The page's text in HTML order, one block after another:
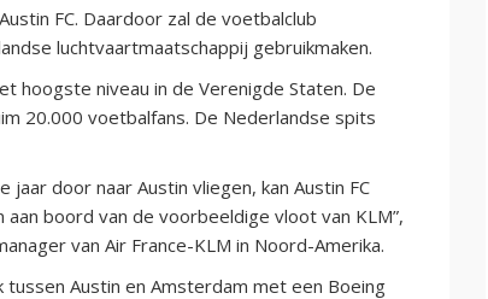
FC. Daardoor zal de voetbalclub
luchtvaartmaatschappij gebruikmaken.
hoogste niveau in de Verenigde Staten. De
20.000 voetbalfans. De Nederlandse spits
door naar Austin vliegen, kan Austin FC
boord van de voorbeeldige vloot van KLM”,
van Air France-KLM in Noord-Amerika.
Austin en Amsterdam met een Boeing